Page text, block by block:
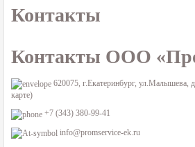
Контакты
Контакты ООО
620075, г.Екатеринбург, ул.Малышева,
карте)
+7 (343) 380-99-41
info@promservice-ek.ru